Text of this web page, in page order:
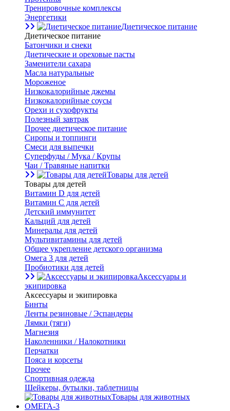
Тренировочные комплексы
Энергетики
Диетическое питание
Диетическое питание
Батончики и снеки
Диетические и ореховые пасты
Заменители сахара
Масла натуральные
Мороженое
Низкокалорийные джемы
Низкокалорийные соусы
Орехи и сухофрукты
Полезный завтрак
Прочее диетическое питание
Сиропы и топпинги
Смеси для выпечки
Суперфуды / Мука / Крупы
Чаи / Травяные напитки
Товары для детей
Товары для детей
Витамин D для детей
Витамин С для детей
Детский иммунитет
Кальций для детей
Минералы для детей
Мультивитамины для детей
Общее укрепление детского организма
Омега 3 для детей
Пробиотики для детей
Аксессуары и
экипировка
Аксессуары и экипировка
Бинты
Ленты резиновые / Эспандеры
Лямки (тяги)
Магнезия
Наколенники / Налокотники
Перчатки
Пояса и корсеты
Прочее
Спортивная одежда
Шейкеры, бутылки, таблетницы
Товары для животных
ОМЕГА-3